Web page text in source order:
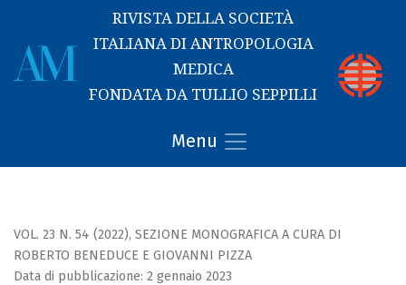
RIVISTA DELLA SOCIETÀ
ITALIANA DI ANTROPOLOGIA
MEDICA
FONDATA DA TULLIO SEPPILLI
Menu
VOL. 23 N. 54 (2022), SEZIONE MONOGRAFICA A CURA DI
ROBERTO BENEDUCE E GIOVANNI PIZZA
Data di pubblicazione: 2 gennaio 2023